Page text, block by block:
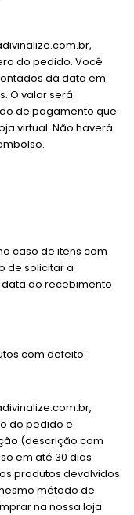
,
do pedido. Você
da data em
O valor será
de pagamento que
virtual. Não haverá
caso de itens com
de solicitar a
do recebimento
com defeito:
,
do pedido e
(descrição com
em até 30 dias
produtos devolvidos.
método de
na nossa loja